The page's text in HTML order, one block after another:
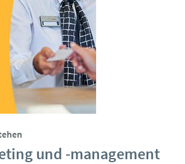
und -management